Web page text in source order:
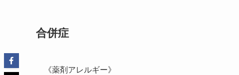
合併症
《薬剤アレルギー》